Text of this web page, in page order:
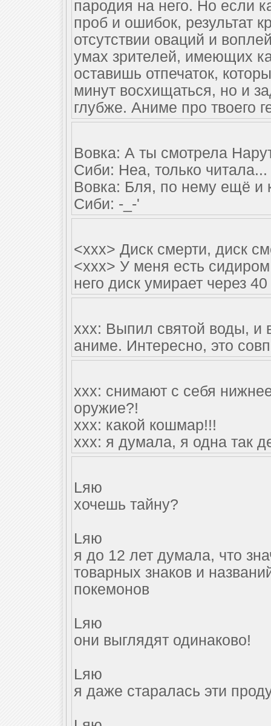
пародия на него. Но если
проб и ошибок, результат
отсутствии оваций и
умах зрителей, имеющих
оставишь отпечаток,
минут восхищаться, но и
глубже. Аниме про твоего
Вовка: А ты смотрела
Сиби: Неа, только читала...
Вовка: Бля, по нему ещё и
Сиби: -_-'
<xxx> Диск смерти, диск
<xxx> У меня есть
него диск умирает через
xxx: Выпил святой воды, и
аниме. Интересно, это
xxx: снимают с себя
оружие?!
xxx: какой кошмар!!!
xxx: я думала, я одна так
Lяю
хочешь тайну?
Lяю
я до 12 лет думала, что
товарных знаков и
покемонов
Lяю
они выглядят одинаково!
Lяю
я даже старалась эти